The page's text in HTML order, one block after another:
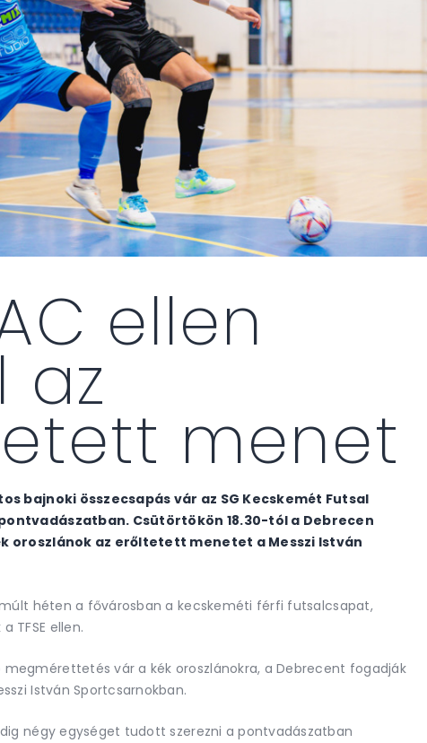
ellen
az
menet
bajnoki összecsapás vár az SG Kecskemét Futsal
Csütörtökön 18.30-tól a Debrecen
oroszlánok az erőltetett menetet a Messzi István
héten a fővárosban a kecskeméti férfi futsalcsapat,
TFSE ellen.
vár a kék oroszlánokra, a Debrecent fogadják
István Sportcsarnokban.
négy egységet tudott szerezni a pontvadászatban